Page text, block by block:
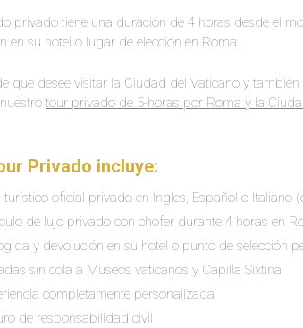
privado tiene una duración de 4 horas desde el
en su hotel o lugar de elección en Roma.
que desee visitar la Ciudad del Vaticano y
tour privado de 5-horas por Roma y la
Privado incluye:
turístico oficial privado en Ingles, Español o
de lujo privado con chofer durante 4 horas en
y devolución en su hotel o punto de selección
sin cola a Museos vaticanos y Capilla Sixtina
completamente personalizada
de responsabilidad civil